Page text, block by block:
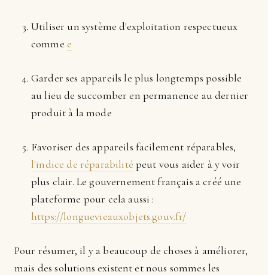
Utiliser un système d'exploitation respectueux
comme e
Garder ses appareils le plus longtemps possible
au lieu de succomber en permanence au dernier
produit à la mode
Favoriser des appareils facilement réparables,
l'indice de réparabilité peut vous aider à y voir
plus clair. Le gouvernement français a créé une
plateforme pour cela aussi :
https://longuevieauxobjets.gouv.fr/
Pour résumer, il y a beaucoup de choses à améliorer,
mais des solutions existent et nous sommes les